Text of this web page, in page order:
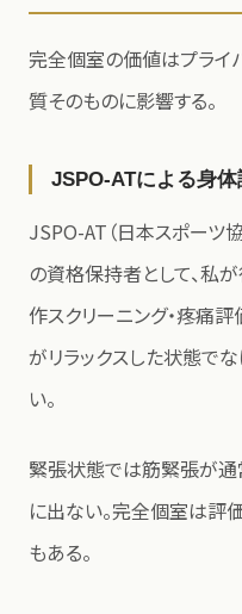
完全個室の価値はプライ
質そのものに影響する。
JSPO-ATによる身
JSPO-AT（日本スポーツ
の資格保持者として、私
作スクリーニング・疼痛
がリラックスした状態で
い。
緊張状態では筋緊張が通
に出ない。完全個室は評
もある。